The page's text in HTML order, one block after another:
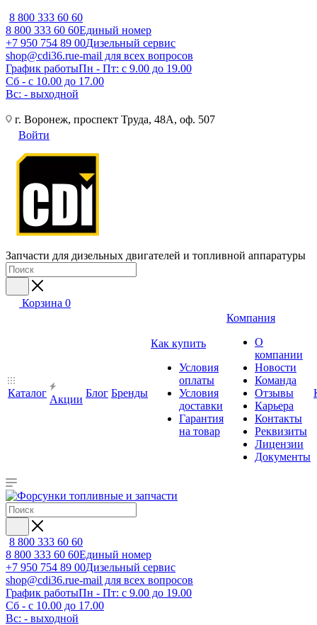
8 800 333 60 60
8 800 333 60 60Единый номер
+7 950 754 89 00Дизельный сервис
shop@cdi36.rue-mail для всех вопросов
График работыПн - Пт: с 9.00 до 19.00
Сб - с 10.00 до 17.00
Вс: - выходной
г. Воронеж, проспект Труда, 48А, оф. 507
Войти
Запчасти для дизельных двигателей и топливной аппаратуры
Корзина 0
Каталог
Акции
Блог Бренды
Как купить
Условия
оплаты
Условия
доставки
Гарантия
на товар
Компания
О
компании
Новости
Команда
Отзывы
Карьера
Контакты
Реквизиты
Лицензии
Документы
8 800 333 60 60
8 800 333 60 60Единый номер
+7 950 754 89 00Дизельный сервис
shop@cdi36.rue-mail для всех вопросов
График работыПн - Пт: с 9.00 до 19.00
Сб - с 10.00 до 17.00
Вс: - выходной